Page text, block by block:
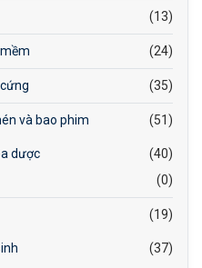
(13)
(24)
(35)
và bao phim (51)
dược
(40)
(0)
(19)
(37)